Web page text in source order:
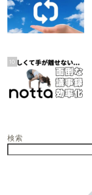
10
検索